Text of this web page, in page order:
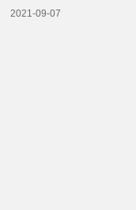
2021-09-07